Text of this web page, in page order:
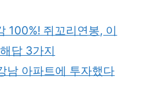
100%! 쥐꼬리연봉, 이
답 3가지
남 아파트에 투자했다